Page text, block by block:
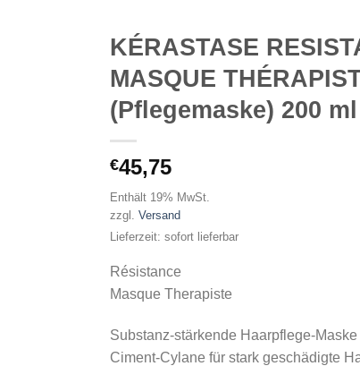
KÉRASTASE
MASQUE
(Pflegemaske) 200 ml
€45,75
Enthält 19% MwSt.
zzgl. Versand
Lieferzeit: sofort lieferbar
Résistance
Masque Therapiste
Substanz-stärkende Haarpflege-
Ciment-Cylane für stark geschädigte